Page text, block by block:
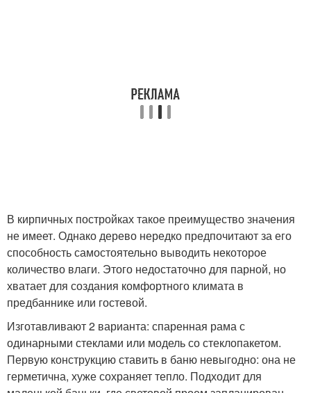
В кирпичных постройках такое преимущество значения
не имеет. Однако дерево нередко предпочитают за его
способность самостоятельно выводить некоторое
количество влаги. Этого недостаточно для парной, но
хватает для создания комфортного климата в
предбаннике или гостевой.
Изготавливают 2 варианта: спаренная рама с
одинарными стеклами или модель со стеклопакетом.
Первую конструкцию ставить в баню невыгодно: она не
герметична, хуже сохраняет тепло. Подходит для